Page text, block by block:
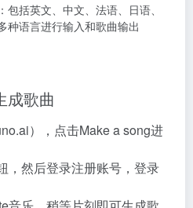
括英文、中文、法语、日语、
种语言进行输入和歌曲输出
成歌曲
），点击Make a song进
，然后登录注册账号，登录